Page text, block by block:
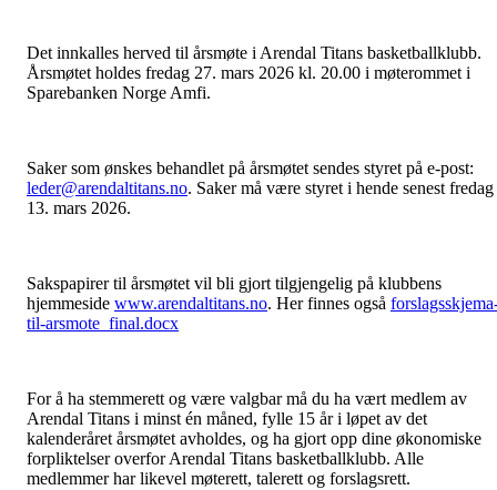
Det innkalles herved til årsmøte i Arendal Titans basketballklubb.
Årsmøtet holdes fredag 27. mars 2026 kl. 20.00 i møterommet i
Sparebanken Norge Amfi.
Saker som ønskes behandlet på årsmøtet sendes styret på e-post:
leder@arendaltitans.no. Saker må være styret i hende senest fredag
13. mars 2026.
Sakspapirer til årsmøtet vil bli gjort tilgjengelig på klubbens
hjemmeside www.arendaltitans.no. Her finnes også
til-arsmote_final.docx
For å ha stemmerett og være valgbar må du ha vært medlem av
Arendal Titans i minst én måned, fylle 15 år i løpet av det
kalenderåret årsmøtet avholdes, og ha gjort opp dine økonomiske
forpliktelser overfor Arendal Titans basketballklubb. Alle
medlemmer har likevel møterett, talerett og forslagsrett.